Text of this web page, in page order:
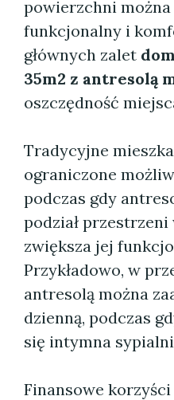
powierzchni
funkcjonalny i
głównych zalet
35m2 z antresolą
oszczędność
Tradycyjne
ograniczone
podczas gdy
podział
zwiększa jej
Przykładowo, w
antresolą można
dzienną, podczas
się intymna
Finansowe